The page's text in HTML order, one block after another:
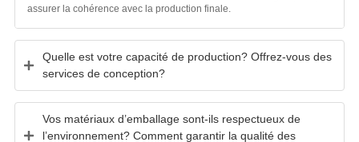
assurer la cohérence avec la production finale.
Quelle est votre capacité de production? Offrez-vous des
services de conception?
Vos matériaux d’emballage sont-ils respectueux de
l’environnement? Comment garantir la qualité des